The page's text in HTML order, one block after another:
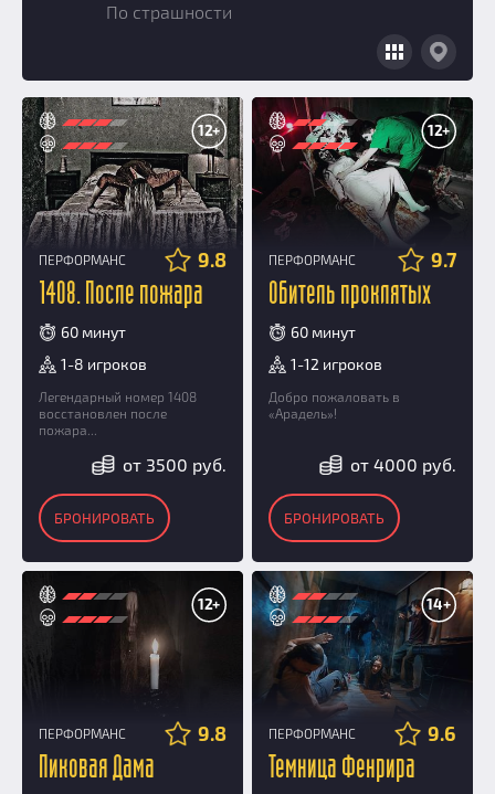
Добавить квест
По страшности
12+
ПЕРФОРМАНС 9.8
1408. После пожара
60 минут
1-8 игроков
Легендарный номер 1408
восстановлен после
пожара...
от 3500 руб.
БРОНИРОВАТЬ
12+
ПЕРФОРМАНС 9.7
Обитель проклятых
60 минут
1-12 игроков
Добро пожаловать в
«Арадель»!
от 4000 руб.
БРОНИРОВАТЬ
12+
ПЕРФОРМАНС 9.8
Пиковая Дама
14+
ПЕРФОРМАНС 9.6
Темница Фенрира